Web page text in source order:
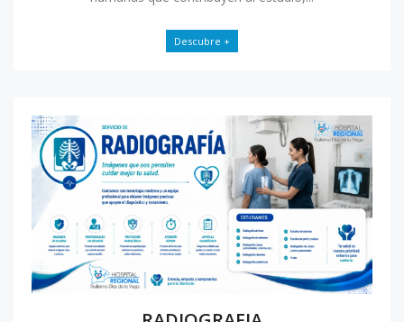
Descubre +